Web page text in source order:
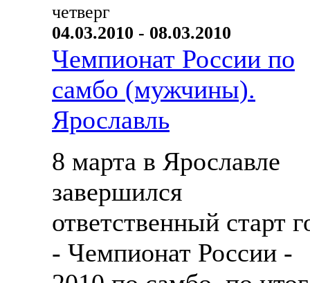
четверг
04.03.2010 - 08.03.2010
Чемпионат России по
самбо (мужчины).
Ярославль
8 марта в Ярославле
завершился
ответственный старт
- Чемпионат России -